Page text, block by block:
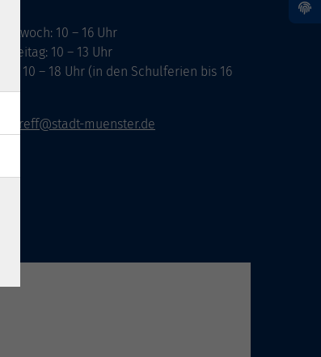
10 – 16 Uhr
Freitag: 10 – 13 Uhr
10 – 18 Uhr (in den Schulferien bis 16
muenster.de